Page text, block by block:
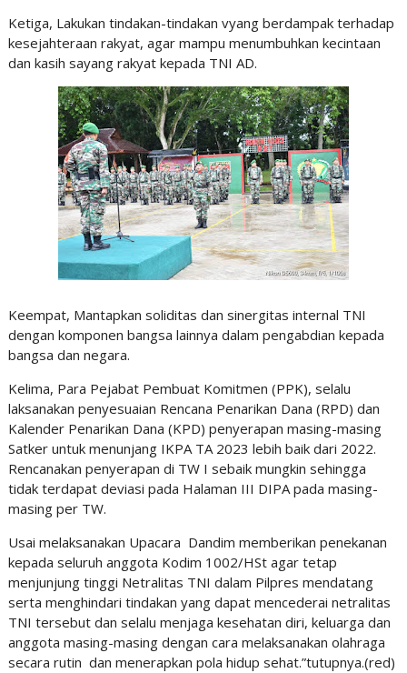
Ketiga, Lakukan tindakan-tindakan vyang berdampak terhadap
kesejahteraan rakyat, agar mampu menumbuhkan kecintaan
dan kasih sayang rakyat kepada TNI AD.
Keempat, Mantapkan soliditas dan sinergitas internal TNI
dengan komponen bangsa lainnya dalam pengabdian kepada
bangsa dan negara.
Kelima, Para Pejabat Pembuat Komitmen (PPK), selalu
laksanakan penyesuaian Rencana Penarikan Dana (RPD) dan
Kalender Penarikan Dana (KPD) penyerapan masing-masing
Satker untuk menunjang IKPA TA 2023 lebih baik dari 2022.
Rencanakan penyerapan di TW I sebaik mungkin sehingga
tidak terdapat deviasi pada Halaman III DIPA pada masing-
masing per TW.
Usai melaksanakan Upacara Dandim memberikan penekanan
kepada seluruh anggota Kodim 1002/HSt agar tetap
menjunjung tinggi Netralitas TNI dalam Pilpres mendatang
serta menghindari tindakan yang dapat mencederai netralitas
TNI tersebut dan selalu menjaga kesehatan diri, keluarga dan
anggota masing-masing dengan cara melaksanakan olahraga
secara rutin dan menerapkan pola hidup sehat.”tutupnya.(red)